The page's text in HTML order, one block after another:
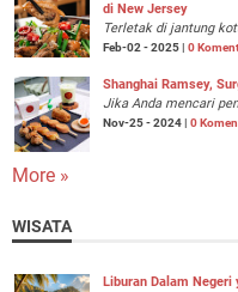
di New Jersey
Terletak di jantung
Feb-02 - 2025 | 0
Shanghai Ramsey,
Jika Anda mencari
Nov-25 - 2024 | 0
More »
WISATA
Liburan Dalam